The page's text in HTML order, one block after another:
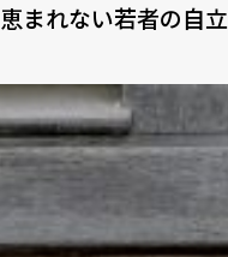
恵まれない若者の自